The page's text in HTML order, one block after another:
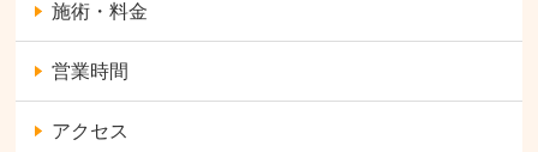
施術・料金
営業時間
アクセス